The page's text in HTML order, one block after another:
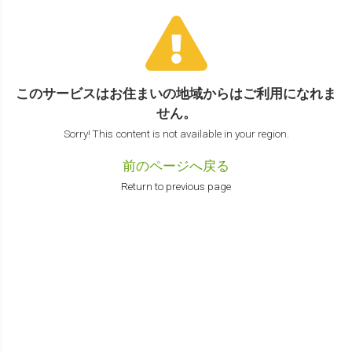
このサービスはお住まいの地域からはご利用になれま
せん。
Sorry! This content is not available in your region.
前のページへ戻る
Return to previous page